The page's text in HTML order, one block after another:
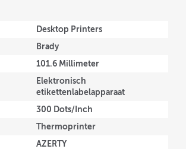
Desktop Printers
Brady
101.6 Millimeter
Elektronisch
etikettenlabelapparaat
300 Dots/Inch
Thermoprinter
AZERTY